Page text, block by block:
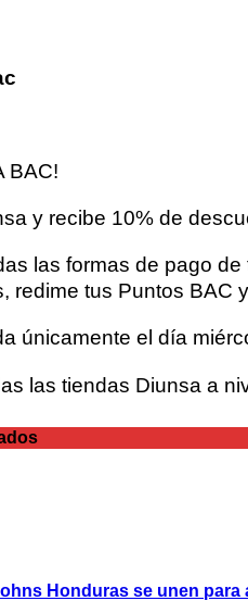
BAC!
y recibe 10% de
las formas de pago
redime tus Puntos BAC
únicamente el día
las tiendas Diunsa a
Honduras se unen